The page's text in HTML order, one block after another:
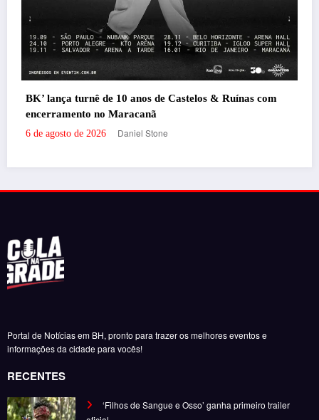
com
Fonseca
por Felipe Jesus
Bruno & Marrone, Enzo Rabelo e Dino Fonseca